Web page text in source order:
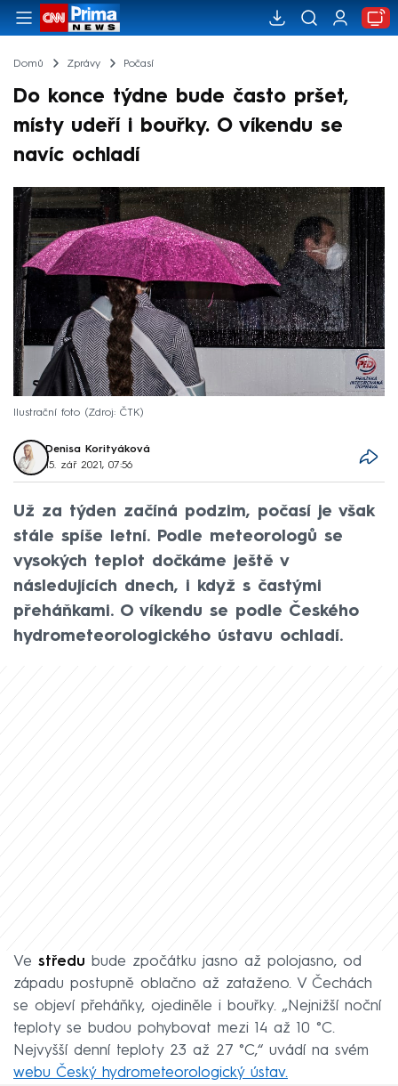
Domů Zprávy Počasí
Do konce týdne bude často pršet,
místy udeří i bouřky. O víkendu se
navíc ochladí
Ilustrační foto Zdroj: ČTK
Denisa Korityáková
15. zář 2021, 07:56
Už za týden začíná podzim, počasí je však
stále spíše letní. Podle meteorologů se
vysokých teplot dočkáme ještě v
následujících dnech, i když s častými
přeháňkami. O víkendu se podle Českého
hydrometeorologického ústavu ochladí.
Ve středu bude zpočátku jasno až polojasno, od
západu postupně oblačno až zataženo. V Čechách
se objeví přeháňky, ojediněle i bouřky. „Nejnižší noční
teploty se budou pohybovat mezi 14 až 10 °C.
Nejvyšší denní teploty 23 až 27 °C,“ uvádí na svém
webu Český hydrometeorologický ústav.